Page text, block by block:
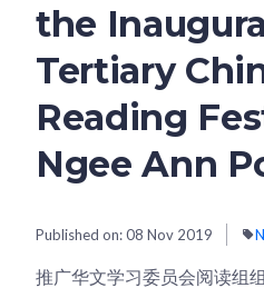
the
Tertiary
Reading
Ngee Ann
Published on:08 Nov 2019
推广华文学习委员会阅读组